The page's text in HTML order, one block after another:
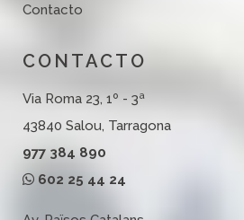
Contacto
CONTACTO
Via Roma 23, 1º - 3ª
43840 Salou, Tarragona
977 384 890
602 25 44 24